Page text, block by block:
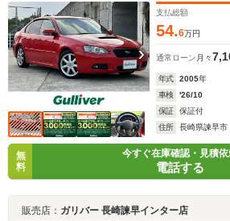
グ/ISOFIX
支払総額
54.6万円
通常ローン 月々
年式 2005年
車検
'26/10
保証
保証付
住所
長崎県諫早市
無
料
今すぐ在庫確認・見積
電話する
販売店： ガリバー 長崎諫早インター店